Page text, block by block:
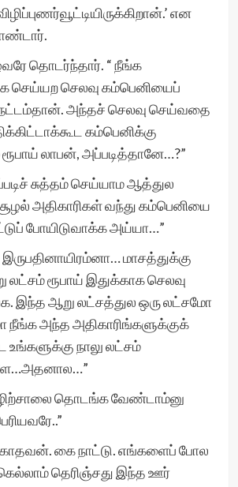
என
தொடர்ந்தார். “ நீங்க
செய்யற செலவு கம்பெனியைப்
அந்தச் செலவு செய்வதை
கம்பெனிக்கு
ரூபாய் லாபன், அப்படித்தானே…?”
சுத்தம் செய்யாம ஆத்துல
அதிகாரிகள் வந்து கம்பெனியை
போயிடுவாக்க அய்யா…”
மாசத்துக்கு
லட்சம் ரூபாய் இதுக்காக செலவு
இந்த ஆறு லட்சத்துல ஒரு லட்சமோ
அந்த அதிகாரிங்களுக்குக்
நாலு லட்சம்
தொடங்க வேண்டாம்னு
கை நாட்டு. எங்களைப் போல
தெரிஞ்சது இந்த ஊர்